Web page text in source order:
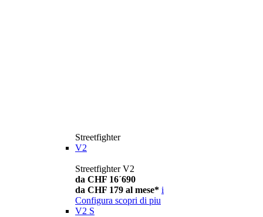
Streetfighter
V2
Streetfighter V2
da CHF 16´690
da CHF 179 al mese* i
Configura scopri di piu
V2 S